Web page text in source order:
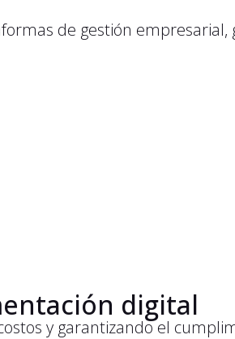
de gestión
digital
y garantizando el